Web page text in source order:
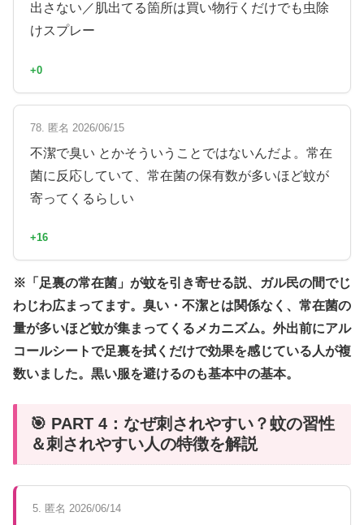
出さない／肌出てる箇所は買い物行くだけでも虫除
けスプレー
+0
78. 匿名 2026/06/15
不潔で臭い とかそういうことではないんだよ。常在
菌に反応していて、常在菌の保有数が多いほど蚊が
寄ってくるらしい
+16
※「足裏の常在菌」が蚊を引き寄せる説、ガル民の間でじ
わじわ広まってます。臭い・不潔とは関係なく、常在菌の
量が多いほど蚊が集まってくるメカニズム。外出前にアル
コールシートで足裏を拭くだけで効果を感じている人が複
数いました。黒い服を避けるのも基本中の基本。
🎯 PART 4：なぜ刺されやすい？蚊の習性
＆刺されやすい人の特徴を解説
5. 匿名 2026/06/14